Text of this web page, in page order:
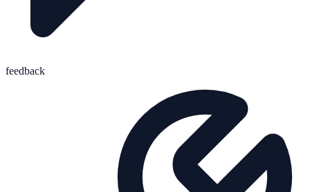
feedback